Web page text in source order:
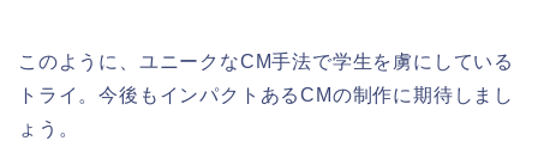
このように、ユニークなCM手法で学生を虜にしている
トライ。今後もインパクトあるCMの制作に期待しまし
ょう。